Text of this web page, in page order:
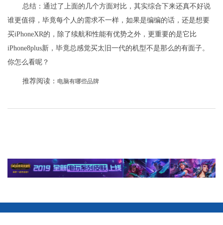
总结：通过了上面的几个方面对比，其实综合下来还真不好说
谁更值得，毕竟每个人的需求不一样，如果是编编的话，还是想要
买iPhoneXR的，除了续航和性能有优势之外，更重要的是它比
iPhone8plus新，毕竟总感觉买太旧一代的机型不是那么的有面子。
你怎么看呢？
推荐阅读： 电脑有哪些品牌